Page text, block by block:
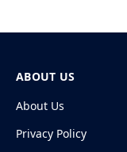
ABOUT US
About Us
Privacy Policy